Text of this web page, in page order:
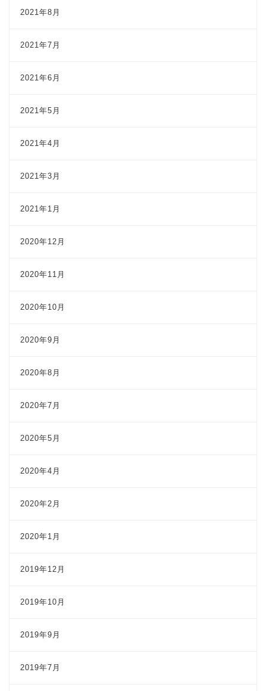
2021年8月
2021年7月
2021年6月
2021年5月
2021年4月
2021年3月
2021年1月
2020年12月
2020年11月
2020年10月
2020年9月
2020年8月
2020年7月
2020年5月
2020年4月
2020年2月
2020年1月
2019年12月
2019年10月
2019年9月
2019年7月